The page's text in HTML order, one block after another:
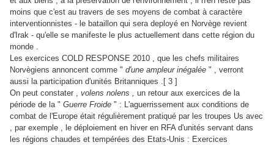
moins que c'est au travers de ses moyens de combat à caractère
interventionnistes - le bataillon qui sera deployé en Norvège revient
d'Irak - qu'elle se manifeste le plus actuellement dans cette région du
monde .
Les exercices COLD RESPONSE 2010 , que les chefs militaires
Norvègiens annoncent comme " d'une ampleur inégalée " , verront
aussi la participation d'unités Britanniques .[ 3 ]
On peut constater , volens nolens , un retour aux exercices de la
période de la " Guerre Froide " : L'aguerrissement aux conditions de
combat de l'Europe était régulièrement pratiqué par les troupes Us avec
, par exemple , le déploiement en hiver en RFA d'unités servant dans
les régions chaudes et tempérées des Etats-Unis : Exercices